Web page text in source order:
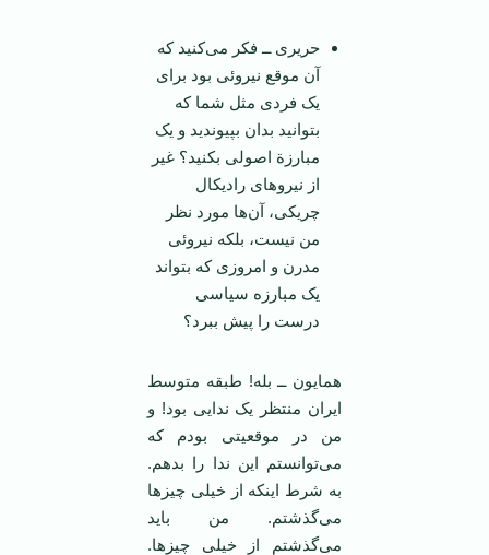
حریری ــ فکر می‌کنید که
آن موقع نیروئی بود برای
یک فردی مثل شما که
بتوانید بدان بپیوندید و یک
مبارزة اصولی بکنید؟ غیر
از نیروهای رادیکال
چریکی، آن‌ها مورد نظر
من نیست، بلکه نیروئی
مدرن و امروزی که بتواند
یک مبارزه سیاسی
درست را پیش ببرد؟
همایون ــ بله! طبقه متوسط
ایران منتظر یک ندایی بود! و
من در موقعیتی بودم که
می‌توانستم این ندا را بدهم.
به شرط اینکه از خیلی چیز‌ها
می‌گذشتم. من باید
می‌گذشتم از خیلی چیز‌ها.